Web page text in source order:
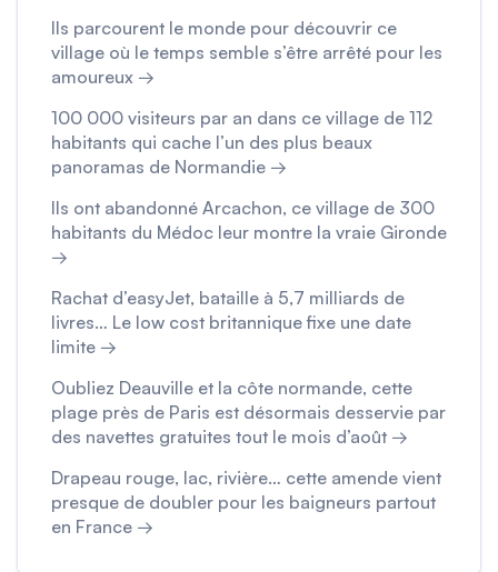
Ils parcourent le monde pour découvrir ce
village où le temps semble s’être arrêté pour les
amoureux →
100 000 visiteurs par an dans ce village de 112
habitants qui cache l’un des plus beaux
panoramas de Normandie →
Ils ont abandonné Arcachon, ce village de 300
habitants du Médoc leur montre la vraie Gironde
→
Rachat d’easyJet, bataille à 5,7 milliards de
livres… Le low cost britannique fixe une date
limite →
Oubliez Deauville et la côte normande, cette
plage près de Paris est désormais desservie par
des navettes gratuites tout le mois d’août →
Drapeau rouge, lac, rivière… cette amende vient
presque de doubler pour les baigneurs partout
en France →